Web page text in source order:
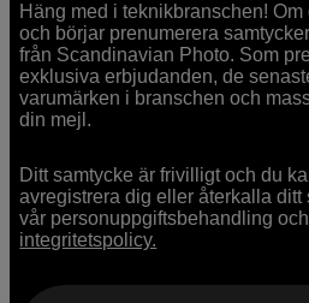
Häng med i teknikbranschen!
och börjar prenumerera
från Scandinavian Photo. Som
exklusiva erbjudanden, de
varumärken i branschen och
din mejl.
Ditt samtycke är frivilligt och du
avregistrera dig eller återkalla ditt
vår personuppgiftsbehandling
integritetspolicy.